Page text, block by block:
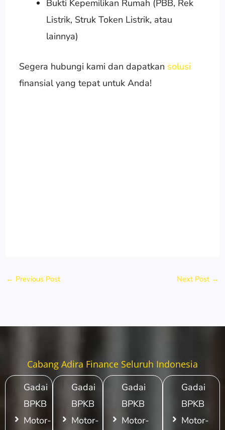
Bukti Kepemilikan Rumah (PBB, Rek
Listrik, Struk Token Listrik, atau
lainnya)
Segera hubungi kami dan dapatkan solusi
finansial yang tepat untuk Anda!
← Previous Post Next Post →
Cabang Adira Finance Seluruh Indonesia
Gadai
BPKB
Motor-
Gadai
BPKB
Motor-
Gadai
BPKB
Motor-
Gadai
BPKB
Motor-